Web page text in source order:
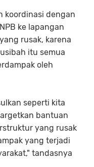
koordinasi dengan
ke lapangan
rusak, karena
itu semua
oleh
seperti kita
bantuan
yang rusak
yang terjadi
tandasnya